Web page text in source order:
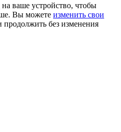
на ваше устройство, чтобы
Вы можете изменить свои
продолжить без изменения